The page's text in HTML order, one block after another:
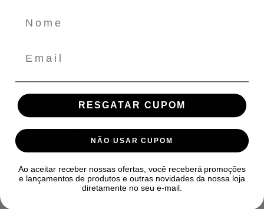
Avaliações de Clientes
Seja o primeiro a escrever uma avaliação
RESGATAR CUPOM
NÃO USAR CUPOM
Ao aceitar receber nossas ofertas, você receberá promoções
e lançamentos de produtos e outras novidades da nossa loja
diretamente no seu e-mail.